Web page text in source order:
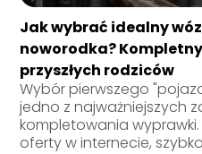
Jak wybrać idealny
noworodka?
przyszłych rodziców
Wybór pierwszego
jedno z najważniejszych
kompletowania
oferty w internecie,